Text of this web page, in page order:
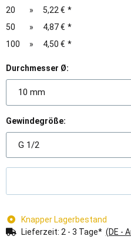
20
» 5,22 € *
50
» 4,87 € *
100
» 4,50 € *
Durchmesser Ø:
10 mm
Gewindegröße:
G 1/2
Knapper Lagerbestand
Lieferzeit: 2 - 3 Tage* (DE -